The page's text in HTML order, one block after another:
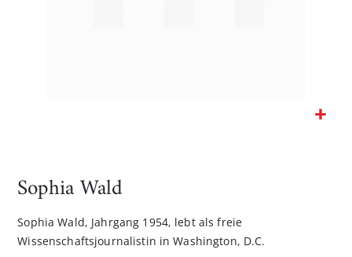
Bildgalerie
Sophia Wald
Sophia Wald, Jahrgang 1954, lebt als freie
Wissenschaftsjournalistin in Washington, D.C.